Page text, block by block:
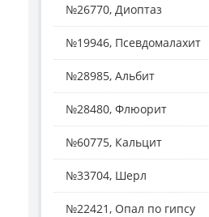
№26770, Диоптаз
№19946, Псевдомалахит
№28985, Альбит
№28480, Флюорит
№60775, Кальцит
№33704, Шерл
№22421, Опал по гипсу